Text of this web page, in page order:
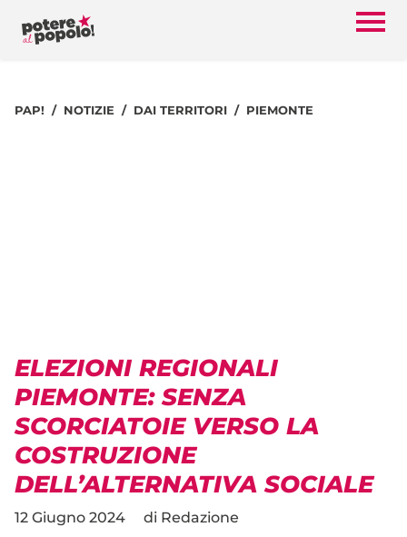
PAP! NOTIZIE DAI TERRITORI PIEMONTE
ELEZIONI REGIONALI
PIEMONTE: SENZA
SCORCIATOIE VERSO LA
COSTRUZIONE
DELL’ALTERNATIVA SOCIALE
12 Giugno 2024 di Redazione